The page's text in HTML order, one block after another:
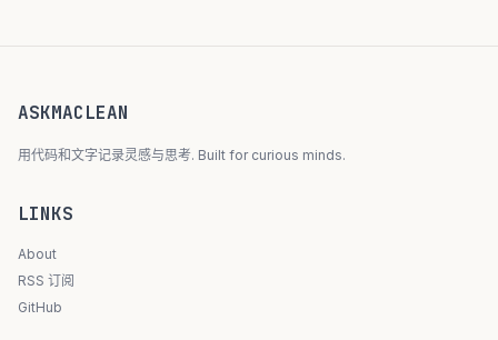
ASKMACLEAN
用代码和文字记录灵感与思考. Built for curious minds.
LINKS
About
RSS 订阅
GitHub